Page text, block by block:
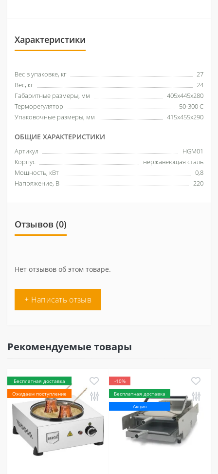
Характеристики
Вес в упаковке, кг
27
Вес, кг
24
Габаритные размеры, мм
405x445x280
Терморегулятор
50-300 С
Упаковочные размеры, мм
415x455x290
ОБЩИЕ ХАРАКТЕРИСТИКИ
Артикул
HGM01
Корпус
нержавеющая сталь
Мощность, кВт
0,8
Напряжение, В
220
Отзывов (0)
Нет отзывов об этом товаре.
+ Написать отзыв
Рекомендуемые товары
Бесплатная доставка
Ожидаем поступление
-10%
Бесплатная доставка
Акция